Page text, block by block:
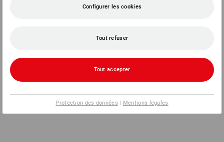
Configurer les cookies
Tout refuser
Tout accepter
Protection des données | Mentions legales